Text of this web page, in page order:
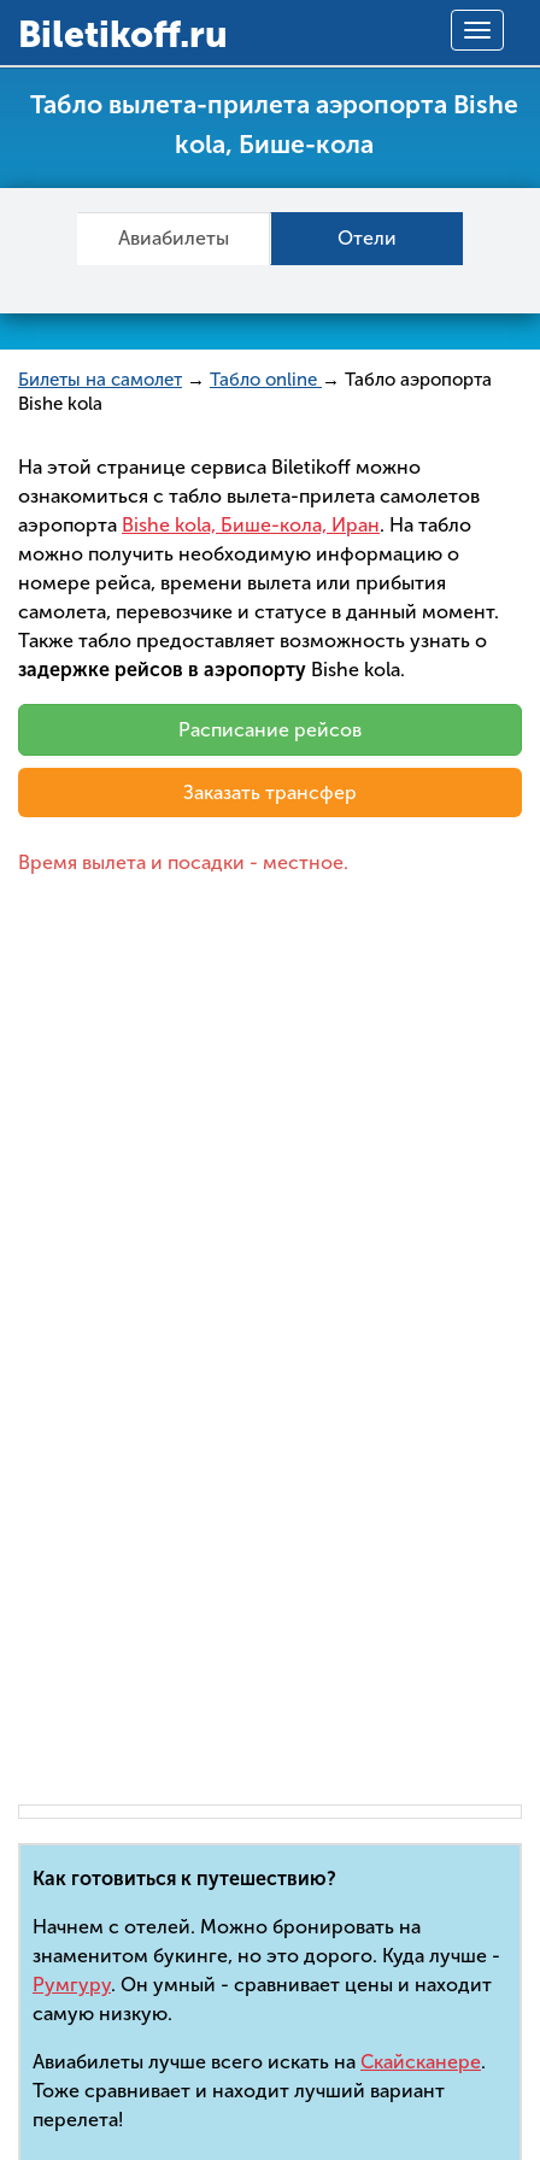
Toggle
Вiletikoff.ru
Табло вылета-прилета аэропорта Bishe
kola, Бише-кола
Авиабилеты Отели
Билеты на самолет → Табло online → Табло аэропорта
Bishe kola
На этой странице сервиса Biletikoff можно
ознакомиться с табло вылета-прилета самолетов
аэропорта Bishe kola, Бише-кола, Иран. На табло
можно получить необходимую информацию о
номере рейса, времени вылета или прибытия
самолета, перевозчике и статусе в данный момент.
Также табло предоставляет возможность узнать о
задержке рейсов в аэропорту Bishe kola.
Расписание рейсов
Заказать трансфер
Время вылета и посадки - местное.
Как готовиться к путешествию?
Начнем с отелей. Можно бронировать на
знаменитом букинге, но это дорого. Куда лучше -
Румгуру. Он умный - сравнивает цены и находит
самую низкую.
Авиабилеты лучше всего искать на Скайсканере.
Тоже сравнивает и находит лучший вариант
перелета!